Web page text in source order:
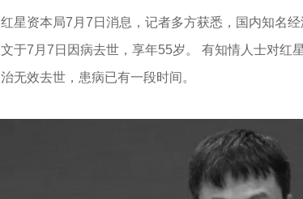
红星资本局7月7日消息，记者多方获悉，国内知名
文于7月7日因病去世，享年55岁。 有知情人士对红
治无效去世，患病已有一段时间。